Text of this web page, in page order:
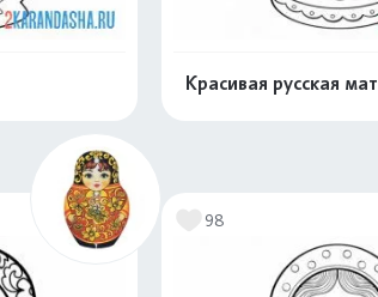
Красивая русская
98